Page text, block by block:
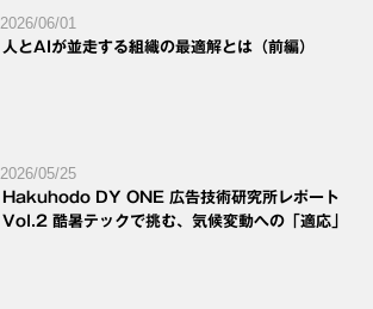
2026/06/01
人とAIが並走する組織の最適解とは（前編）
2026/05/25
Hakuhodo DY ONE 広告技術研究所レポート
Vol.2 酷暑テックで挑む、気候変動への「適応」